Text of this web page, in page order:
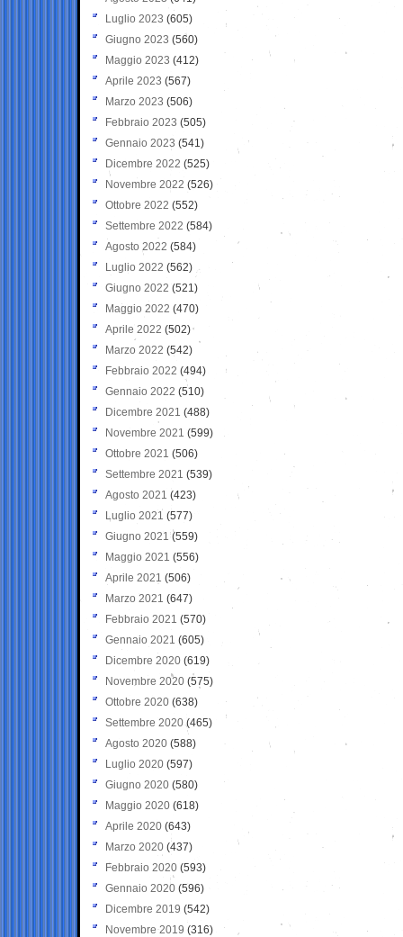
Luglio 2023 (605)
Giugno 2023 (560)
Maggio 2023 (412)
Aprile 2023 (567)
Marzo 2023 (506)
Febbraio 2023 (505)
Gennaio 2023 (541)
Dicembre 2022 (525)
Novembre 2022 (526)
Ottobre 2022 (552)
Settembre 2022 (584)
Agosto 2022 (584)
Luglio 2022 (562)
Giugno 2022 (521)
Maggio 2022 (470)
Aprile 2022 (502)
Marzo 2022 (542)
Febbraio 2022 (494)
Gennaio 2022 (510)
Dicembre 2021 (488)
Novembre 2021 (599)
Ottobre 2021 (506)
Settembre 2021 (539)
Agosto 2021 (423)
Luglio 2021 (577)
Giugno 2021(559)
Maggio 2021 (556)
Aprile 2021 (506)
Marzo 2021 (647)
Febbraio 2021 (570)
Gennaio 2021 (605)
Dicembre 2020 (619)
Novembre 2020 (575)
Ottobre 2020 (638)
Settembre 2020(465)
Agosto 2020 (588)
Luglio 2020 (597)
Giugno 2020 (580)
Maggio 2020 (618)
Aprile 2020 (643)
Marzo 2020 (437)
Febbraio 2020 (593)
Gennaio 2020 (596)
Dicembre 2019 (542)
Novembre 2019 (316)